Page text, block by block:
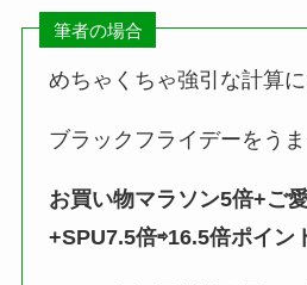
筆者の場合
めちゃくちゃ強引な計算
ブラックフライデーをう
お買い物マラソン5倍+ご
+SPU7.5倍⇨16.5倍ポイン